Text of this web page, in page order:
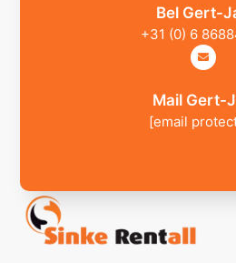
Bel Gert-
+31 (0) 6
Mail Gert-
[email